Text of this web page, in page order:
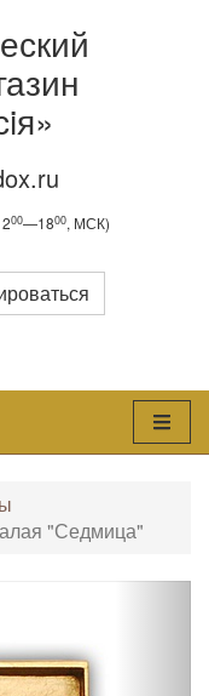
00—1800, МСК)
"Седмица"